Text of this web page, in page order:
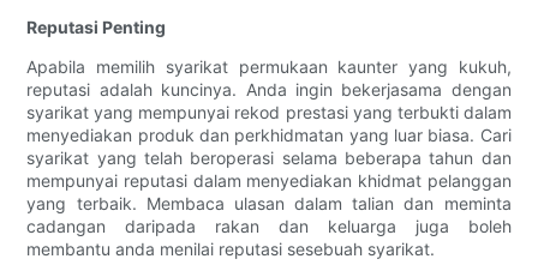
Reputasi Penting
Apabila memilih syarikat permukaan kaunter yang kukuh,
reputasi adalah kuncinya. Anda ingin bekerjasama dengan
syarikat yang mempunyai rekod prestasi yang terbukti dalam
menyediakan produk dan perkhidmatan yang luar biasa. Cari
syarikat yang telah beroperasi selama beberapa tahun dan
mempunyai reputasi dalam menyediakan khidmat pelanggan
yang terbaik. Membaca ulasan dalam talian dan meminta
cadangan daripada rakan dan keluarga juga boleh
membantu anda menilai reputasi sesebuah syarikat.